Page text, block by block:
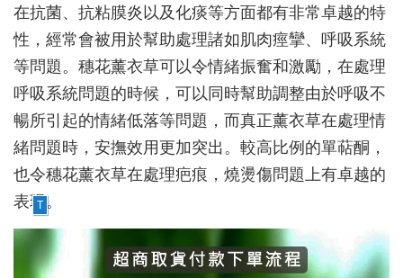
在抗菌、抗粘膜炎以及化痰等方面都有非常卓越的特
性，經常會被用於幫助處理諸如肌肉痙攣、呼吸系統
等問題。穗花薰衣草可以令情緒振奮和激勵，在處理
呼吸系統問題的時候，可以同時幫助調整由於呼吸不
暢所引起的情緒低落等問題，而真正薰衣草在處理情
緒問題時，安撫效用更加突出。較高比例的單萜酮，
也令穗花薰衣草在處理疤痕，燒燙傷問題上有卓越的
表現。
T